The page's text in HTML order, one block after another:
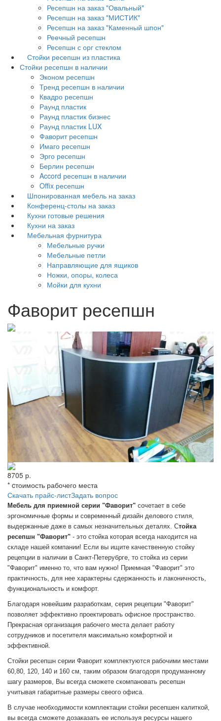
Ресепшн на заказ "Овальный"
Ресепшн на заказ "МИСТИК"
Ресепшн на заказ "Каменный шпон"
Реечный ресепшн
Ресепшн с орг стеклом
Стойки ресепшн из пластика
Стойки ресепшн в наличии
Эконом ресепшн
Тренд ресепшн в наличии
Квадро ресепшн
Раунд пластик
Раунд пластик бизнес
Раунд пластик LUX
Фаворит ресепшн
Имаго ресепшн
Эрго ресепшн
Берлин ресепшн
Accord ресепшн в наличии
Offix ресепшн
Шпонированная мебель на заказ
Конференц-столы на заказ
Кухни готовые решения
Кухни на заказ
Мебельная фурнитура
Мебельные ручки
Мебельные петли
Направляющие для ящиков
Ножки, опоры, колеса
Мойки для кухни
Фаворит ресепшн
8705 р.
* cтоимость рабочего места
Скачать прайс-листЗадать вопрос
Мебель для приемной серии "Фаворит" сочетает в себе
эргономичные формы и современный дизайн делового стиля,
выдержанные даже в самых незначительных деталях. Стойка
ресепшн "Фаворит" - это стойка которая всегда находится на
складе нашей компании! Если вы ищите качественную стойку
рецепции в наличии в Санкт-Петерубрге, то стойка из серии
"Фаворит" именно то, что вам нужно! Приемная "Фаворит" это
практичность, для нее характерны сдержанность и лаконичность,
функциональность и комфорт.
Благодаря новейшим разработкам, серия рецепции "Фаворит"
позволяет эффективно проектировать офисное пространство.
Прекрасная организация рабочего места делает работу
сотрудников и посетителя максимально комфортной и
эффективной.
Стойки ресепшн серии Фаворит комплектуются рабочими местами
60,80, 120, 140 и 160 см, таким образом благодоря продуманному
шагу размеров, Вы всегда сможете скомпановать ресепшн
учитывая габаритные размеры свеого офиса.
В случае необходимости комплектации стойки ресепшен калиткой,
вы всегда сможете дозаказать ее используя ресурсы нашего